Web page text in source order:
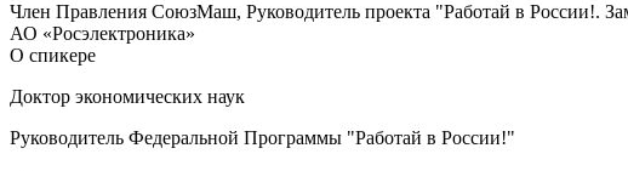
Член Правления СоюзМаш, Руководитель проекта "Работай в России!.
АО «Росэлектроника»
О спикере
Доктор экономических наук
Руководитель Федеральной Программы "Работай в России!"